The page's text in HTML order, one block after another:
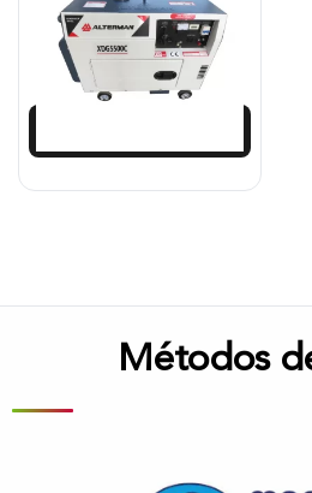
$6.204.291
$5.583.862
Métodos